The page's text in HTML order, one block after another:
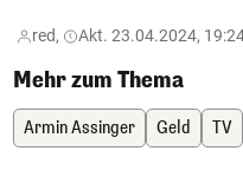
red, Akt. 23.04.2024,
Mehr zum Thema
Armin Assinger Geld TV